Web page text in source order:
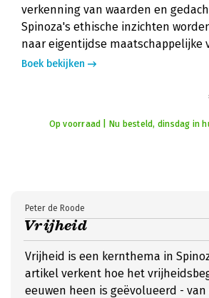
verkenning van waarden en
Spinoza's ethische inzichten
naar eigentijdse maatschappelijke
Boek bekijken
Op voorraad | Nu besteld, dinsdag in
Vrijheid
Peter de Roode
Vrijheid is een kernthema in
artikel verkent hoe het
eeuwen heen is geëvolueerd -